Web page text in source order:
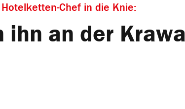
Chef in die Knie:
ihn an der